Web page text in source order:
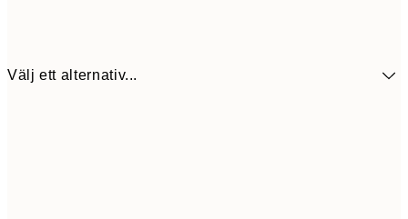
Välj ett alternativ...